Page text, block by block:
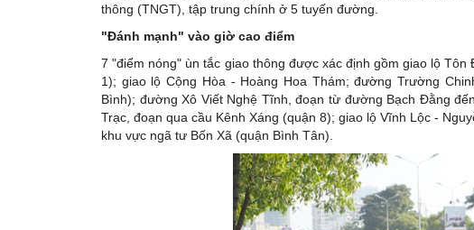
thông (TNGT), tập trung chính ở 5 tuyến đường.
"Đánh mạnh" vào giờ cao điểm
7 "điểm nóng" ùn tắc giao thông được xác định gồm giao lộ
1); giao lộ Cộng Hòa - Hoàng Hoa Thám; đường Trường
Bình); đường Xô Viết Nghệ Tĩnh, đoạn từ đường Bạch Đằng
Trạc, đoạn qua cầu Kênh Xáng (quận 8); giao lộ Vĩnh Lộc -
khu vực ngã tư Bốn Xã (quận Bình Tân).